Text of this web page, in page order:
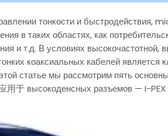
тонкости и
в таких областях, как
и т.д. В условиях высокочастотной,
коаксиальных кабелей является
статье мы рассмотрим пять
用于 высокоденсных разъемов — I-